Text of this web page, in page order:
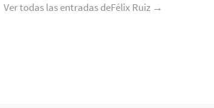
Ver todas las entradas deFélix Ruiz →